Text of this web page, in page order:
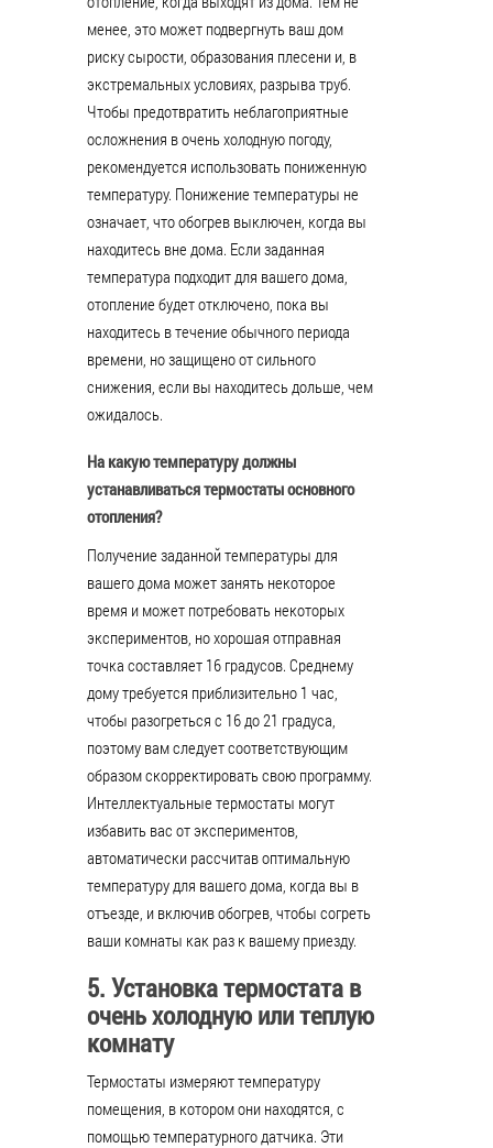
менее, это может подвергнуть ваш дом
риску сырости, образования плесени и, в
экстремальных условиях, разрыва труб.
Чтобы предотвратить неблагоприятные
осложнения в очень холодную погоду,
рекомендуется использовать пониженную
температуру. Понижение температуры не
означает, что обогрев выключен, когда вы
находитесь вне дома. Если заданная
температура подходит для вашего дома,
отопление будет отключено, пока вы
находитесь в течение обычного периода
времени, но защищено от сильного
снижения, если вы находитесь дольше, чем
ожидалось.
На какую температуру должны
устанавливаться термостаты основного
отопления?
Получение заданной температуры для
вашего дома может занять некоторое
время и может потребовать некоторых
экспериментов, но хорошая отправная
точка составляет 16 градусов. Среднему
дому требуется приблизительно 1 час,
чтобы разогреться с 16 до 21 градуса,
поэтому вам следует соответствующим
образом скорректировать свою программу.
Интеллектуальные термостаты могут
избавить вас от экспериментов,
автоматически рассчитав оптимальную
температуру для вашего дома, когда вы в
отъезде, и включив обогрев, чтобы согреть
ваши комнаты как раз к вашему приезду.
5. Установка термостата в
очень холодную или теплую
комнату
Термостаты измеряют температуру
помещения, в котором они находятся, с
помощью температурного датчика. Эти